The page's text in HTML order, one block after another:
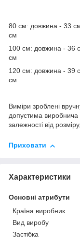
80 см: довжина - 33
см
100 см: довжина - 36
см
120 см: довжина - 39
см
Виміри зроблені
допустима
залежності від
Приховати
Характеристики
Основні атрибути
Країна виробник
Вид виробу
Застібка